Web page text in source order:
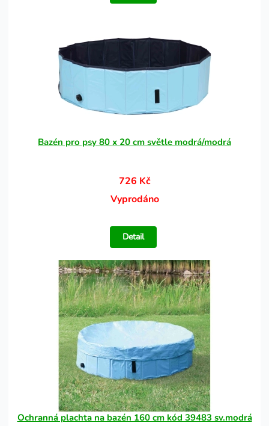
Bazén pro psy 80 x 20 cm světle modrá/modrá
726 Kč
Vyprodáno
Detail
Ochranná plachta na bazén 160 cm kód 39483 sv.modrá